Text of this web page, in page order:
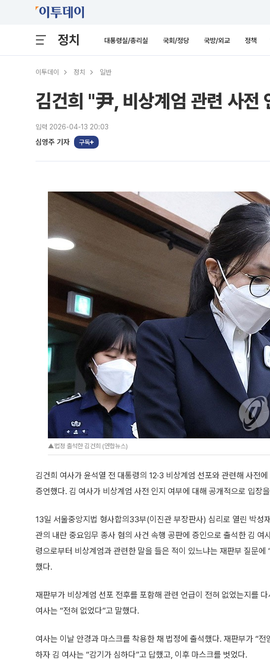
정치 대통령실/총리실 국회/정당 국방/외교 정책
이투데이 정치 일반
김건희 "尹, 비상계엄 관련 사
입력 2026-04-13 20:03
심영주 기자 구독
▲법정 출석한 김건희 (연합뉴스)
김건희 여사가 윤석열 전 대통령의 12·3 비상계엄 선포와 관련해 사전
증언했다. 김 여사가 비상계엄 사전 인지 여부에 대해 공개적으로 입장
13일 서울중앙지법 형사합의33부(이진관 부장판사) 심리로 열린 박성
관의 내란 중요임무 종사 혐의 사건 속행 공판에 증인으로 출석한 김 여
령으로부터 비상계엄과 관련한 말을 들은 적이 있느냐는 재판부 질문에
했다.
재판부가 비상계엄 선포 전후를 포함해 관련 언급이 전혀 없었는지를 다
여사는 “전혀 없었다”고 말했다.
여사는 이날 안경과 마스크를 착용한 채 법정에 출석했다. 재판부가 “
하자 김 여사는 “감기가 심하다”고 답했고, 이후 마스크를 벗었다.